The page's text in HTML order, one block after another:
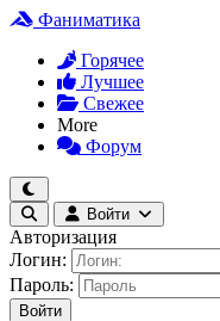
Фаниматика
Горячее
Лучшее
Свежее
More
Форум
Войти
Авторизация
Логин:
Пароль:
Войти